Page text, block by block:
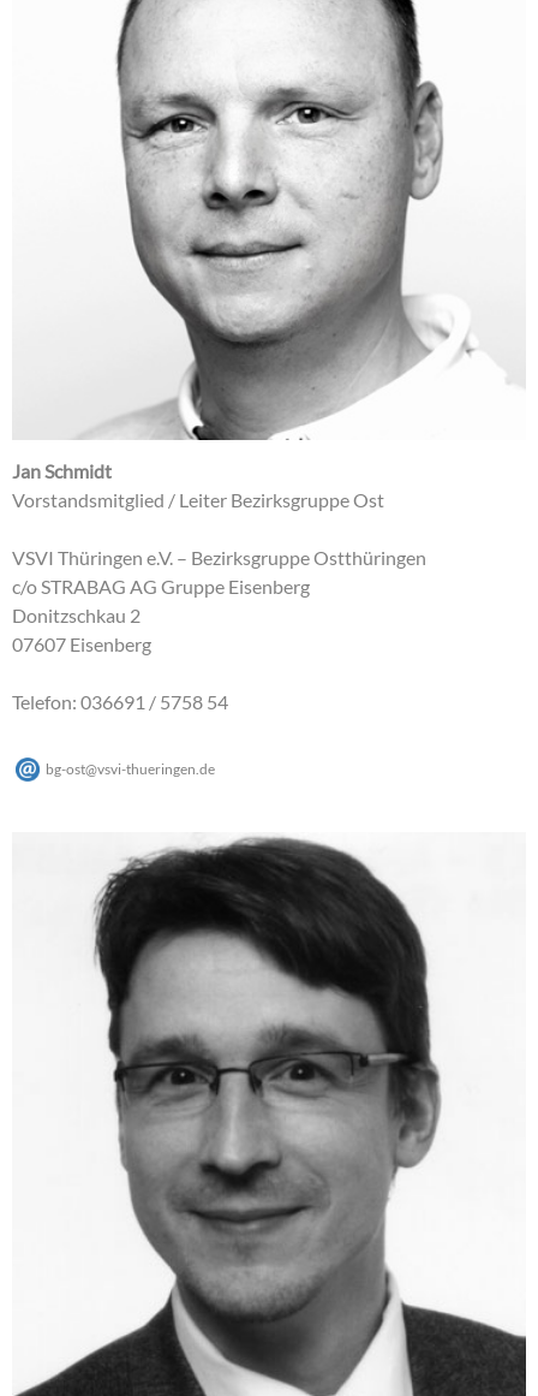
Jan Schmidt
Vorstandsmitglied / Leiter Bezirksgruppe Ost
VSVI Thüringen e.V. – Bezirksgruppe Ostthüringen
c/o STRABAG AG Gruppe Eisenberg
Donitzschkau 2
07607 Eisenberg
Telefon: 036691 / 5758 54
bg-ost@vsvi-thueringen de